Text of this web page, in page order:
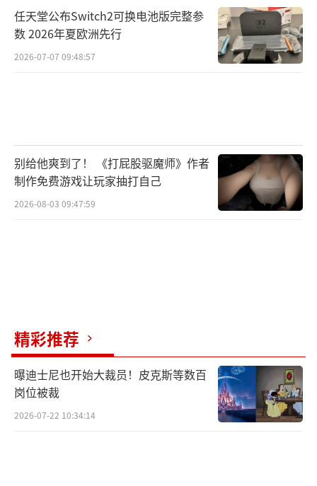
任天堂公布Switch2可换电池版完整参
数 2026年夏欧洲先行
2026-07-07 09:48:57
别给他爽到了！ 《打屁股驱魔师》作者
制作免费游戏让玩家抽打自己
2026-08-03 09:47:59
精彩推荐
曝迪士尼也开始大裁员！皮克斯等数百
岗位被裁
2026-07-22 10:34:14